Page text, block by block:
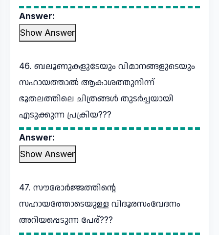
Answer:
Show Answer
46. ബലൂണുകളുടേയും വിമാനങ്ങളുടെയും
സഹായത്താൽ ആകാശത്തുനിന്ന്
ഭൂതലത്തിലെ ചിത്രങ്ങൾ തുടർച്ചയായി
എടുക്കുന്ന പ്രക്രിയ???
Answer:
Show Answer
47. സൗരോർജ്ജത്തിന്റെ
സഹായത്തോടെയുള്ള വിദൂരസംവേദനം
അറിയപ്പെടുന്ന പേര്???